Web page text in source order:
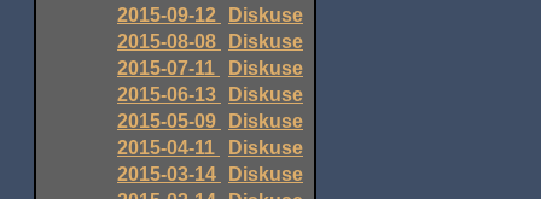
2015-09-12
Diskuse
2015-08-08
Diskuse
2015-07-11
Diskuse
2015-06-13
Diskuse
2015-05-09
Diskuse
2015-04-11
Diskuse
2015-03-14
Diskuse